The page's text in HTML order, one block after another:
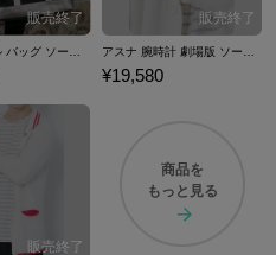
¥19,580
商品を
もっと見る